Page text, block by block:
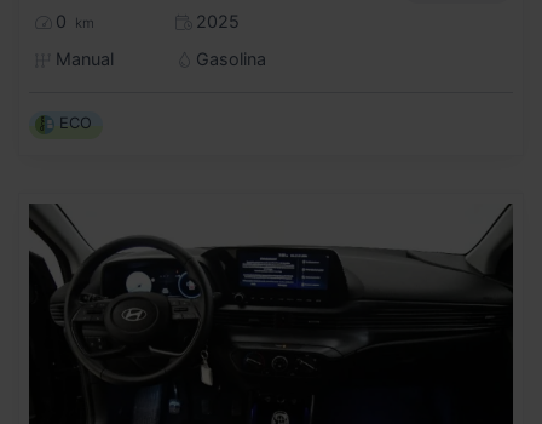
0 km
2025
Manual
Gasolina
ECO